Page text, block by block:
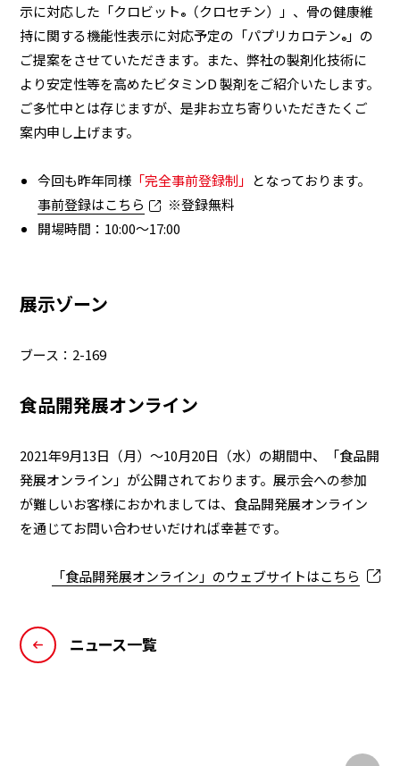
示に対応した「クロビット®
（クロセチン）」、骨の健康維
持に関する機能性表示に対応予定の「パプリカロテン® 」の
ご提案をさせていただきます。また、弊社の製剤化技術に
より安定性等を高めたビタミンD 製剤をご紹介いたします。
ご多忙中とは存じますが、是非お立ち寄りいただきたくご
案内申し上げます。
今回も昨年同様 「完全事前登録制」 となっております。
事前登録はこちら
※登録無料
開場時間：10:00～17:00
展示ゾーン
ブース：2-169
食品開発展オンライン
2021年9月13日（月）～10月20日（水）の期間中、「食品開
発展オンライン」が公開されております。展示会への参加
が難しいお客様におかれましては、食品開発展オンライン
を通じてお問い合わせいだければ幸甚です。
「食品開発展オンライン」のウェブサイトはこちら
ニュース一覧